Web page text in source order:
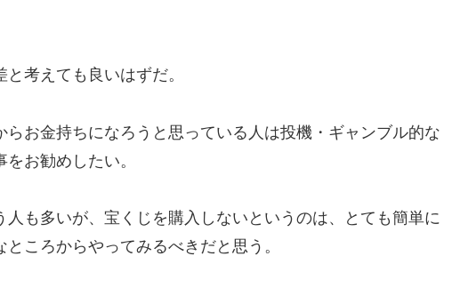
考えても良いはずだ。
お金持ちになろうと思っている人は投機・ギャンブル的な
お勧めしたい。
も多いが、宝くじを購入しないというのは、とても簡単に
ころからやってみるべきだと思う。